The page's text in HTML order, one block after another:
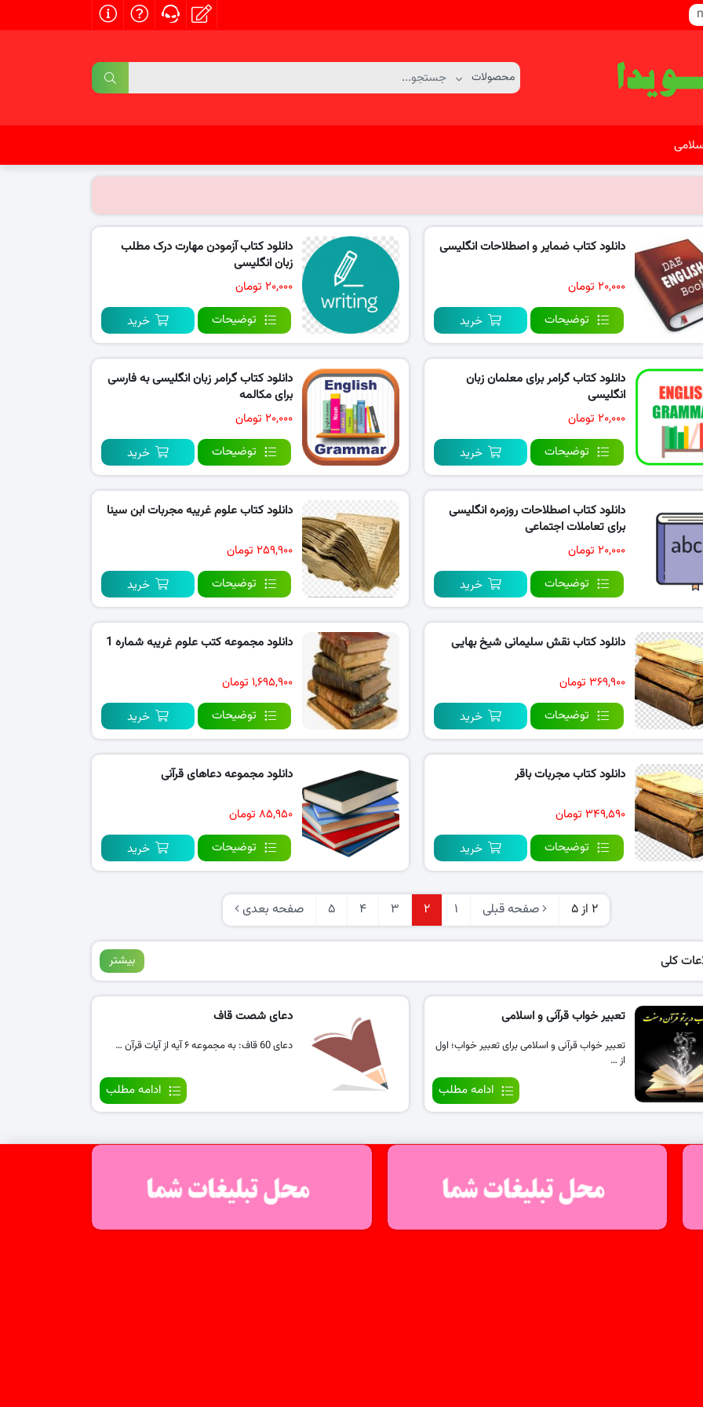
دانلود کتاب ضمایر و اصطلاحات انگلیسی
۲۰,۰۰۰ تومان
توضیحات
خرید
دانلود کتاب آزمودن مهارت درک مطلب
زبان انگلیسی
۲۰,۰۰۰ تومان
توضیحات
خرید
دانلود کتاب گرامر برای معلمان زبان
انگلیسی
۲۰,۰۰۰ تومان
توضیحات
خرید
دانلود کتاب گرامر زبان انگلیسی به فارسی
برای مکالمه
۲۰,۰۰۰ تومان
توضیحات
خرید
دانلود کتاب اصطلاحات روزمره انگلیسی
برای تعاملات اجتماعی
۲۰,۰۰۰ تومان
توضیحات
خرید
دانلود کتاب علوم غریبه مجربات ابن سینا
۲۵۹,۹۰۰ تومان
توضیحات
خرید
دانلود کتاب نقش سلیمانی شیخ بهایی
۳۶۹,۹۰۰ تومان
توضیحات
خرید
دانلود مجموعه کتب علوم غریبه شماره 1
۱,۶۹۵,۹۰۰ تومان
توضیحات
خرید
دانلود کتاب مجربات باقر
۳۴۹,۵۹۰ تومان
توضیحات
خرید
دانلود مجموعه دعاهای قرآنی
۸۵,۹۵۰ تومان
توضیحات
خرید
2 از 5 صفحه قبلی 1
2
3
4
5 صفحه بعدی
کلی بیشتر
تعبیر خواب قرآنی و اسلامی
تعبیر خواب قرآنی و اسلامی برای تعبیر خواب؛ اول
از …
ادامه مطلب
دعای شصت قاف
دعای 60 قاف: به مجموعه ۶ آیه از آیات قرآن …
ادامه مطلب